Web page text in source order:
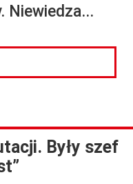
Niewiedza...
Były szef